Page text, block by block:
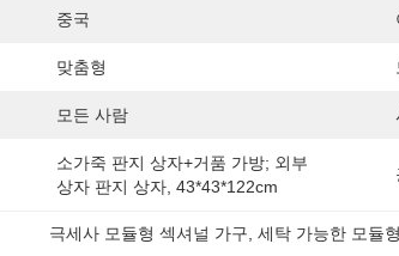
중국
맞춤형
모든 사람
소가죽 판지 상자+거품 가방; 외부
상자 판지 상자, 43*43*122cm
극세사 모듈형 섹셔널 가구 , 세탁 가능한 모듈